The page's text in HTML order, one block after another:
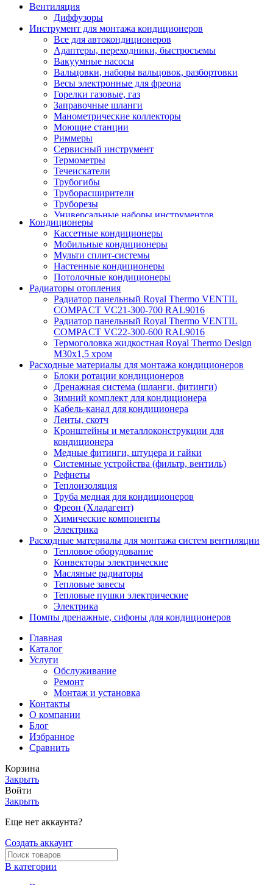
Вентиляция
Диффузоры
Инструмент для монтажа кондиционеров
Все для автокондиционеров
Адаптеры, переходники, быстросъемы
Вакуумные насосы
Вальцовки, наборы вальцовок, разбортовки
Весы электронные для фреона
Горелки газовые, газ
Заправочные шланги
Манометрические коллекторы
Моющие станции
Риммеры
Сервисный инструмент
Термометры
Течеискатели
Трубогибы
Труборасширители
Труборезы
Универсальные наборы инструментов
Кондиционеры
Кассетные кондиционеры
Мобильные кондиционеры
Мульти сплит-системы
Настенные кондиционеры
Потолочные кондиционеры
Радиаторы отопления
Радиатор панельный Royal Thermo VENTIL
COMPACT VC21-300-700 RAL9016
Радиатор панельный Royal Thermo VENTIL
COMPACT VC22-300-600 RAL9016
Термоголовка жидкостная Royal Thermo Design
M30х1,5 хром
Расходные материалы для монтажа кондиционеров
Блоки ротации кондиционеров
Дренажная система (шланги, фитинги)
Зимний комплект для кондиционера
Кабель-канал для кондиционера
Ленты, скотч
Кронштейны и металлоконструкции для
кондиционера
Медные фитинги, штуцера и гайки
Системные устройства (фильтр, вентиль)
Рефнеты
Теплоизоляция
Труба медная для кондиционеров
Фреон (Хладагент)
Химические компоненты
Электрика
Расходные материалы для монтажа систем вентиляции
Тепловое оборудование
Конвекторы электрические
Масляные радиаторы
Тепловые завесы
Тепловые пушки электрические
Электрика
Помпы дренажные, сифоны для кондиционеров
Главная
Каталог
Услуги
Обслуживание
Ремонт
Монтаж и установка
Контакты
О компании
Блог
Избранное
Сравнить
Корзина
Закрыть
Войти
Закрыть
Еще нет аккаунта?
Создать аккаунт
В категории